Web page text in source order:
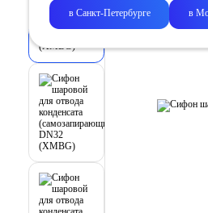
в Санкт-Петербурге в